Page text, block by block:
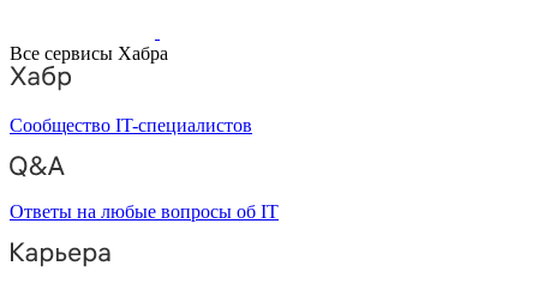
Все сервисы Хабра
Сообщество IT-специалистов
Ответы на любые вопросы об IT